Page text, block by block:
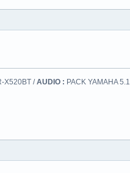
X520BT /AUDIO : PACK YAMAHA